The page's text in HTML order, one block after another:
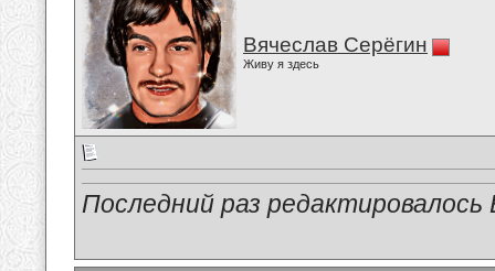
Вячеслав Серёгин
Живу я здесь
Последний раз